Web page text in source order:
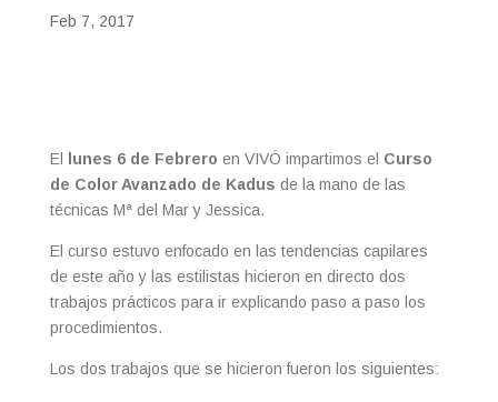
Feb 7, 2017
El lunes 6 de Febrero en VIVÓ impartimos el Curso
de Color Avanzado de Kadus de la mano de las
técnicas Mª del Mar y Jessica.
El curso estuvo enfocado en las tendencias capilares
de este año y las estilistas hicieron en directo dos
trabajos prácticos para ir explicando paso a paso los
procedimientos.
Los dos trabajos que se hicieron fueron los siguientes: